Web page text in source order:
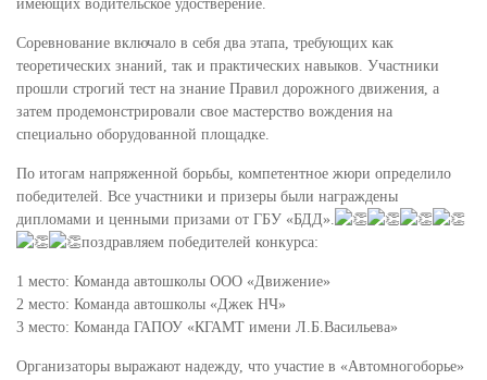
имеющих водительское удостверение.
Соревнование включало в себя два этапа, требующих как
теоретических знаний, так и практических навыков. Участники
прошли строгий тест на знание Правил дорожного движения, а
затем продемонстрировали свое мастерство вождения на
специально оборудованной площадке.
По итогам напряженной борьбы, компетентное жюри определило
победителей. Все участники и призеры были награждены
дипломами и ценными призами от ГБУ «БДД».
поздравляем победителей конкурса:
1 место: Команда автошколы ООО «Движение»
2 место: Команда автошколы «Джек НЧ»
3 место: Команда ГАПОУ «КГАМТ имени Л.Б.Васильева»
Организаторы выражают надежду, что участие в «Автомногоборье»